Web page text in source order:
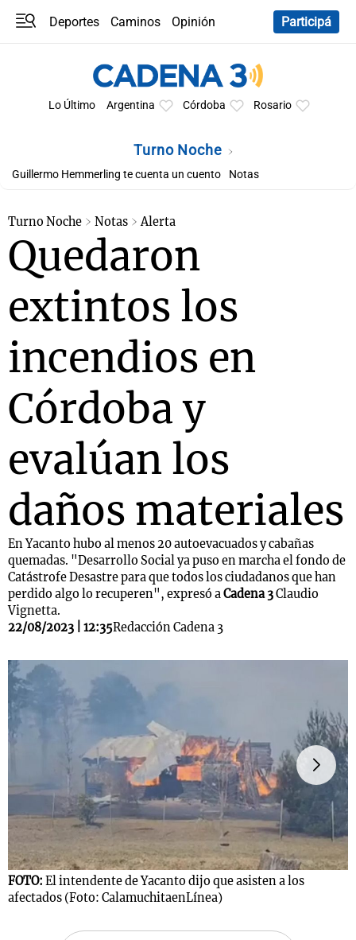
Deportes Caminos
Opinión
Participá
Lo Último Argentina Córdoba Rosario
Turno Noche
Guillermo Hemmerling te cuenta un cuento Notas
Turno Noche Notas Alerta
Quedaron
extintos los
incendios en
Córdoba y
evalúan los
daños materiales
En Yacanto hubo al menos 20 autoevacuados y cabañas
quemadas. "Desarrollo Social ya puso en marcha el fondo de
Catástrofe Desastre para que todos los ciudadanos que han
perdido algo lo recuperen", expresó aCadena 3Claudio
Vignetta.
22/08/2023 | 12:35Redacción Cadena 3
FOTO: El intendente de Yacanto dijo que asisten a los
afectados (Foto: CalamuchitaenLínea)
Notas
Mundial 2026
Notas
La Sole en
Cadena 3